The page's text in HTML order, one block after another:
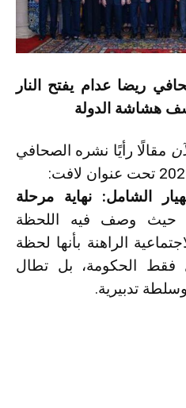
ريضا عدام يفتح النار
هشاشة الدولة
مقالًا رأيًا نشره الصحافي
الشامل: نهاية مرحلة
حيث وصف فيه اللحظة
الراهنة بأنها لحظة
الحكومة، بل تطال
تدبيرية.